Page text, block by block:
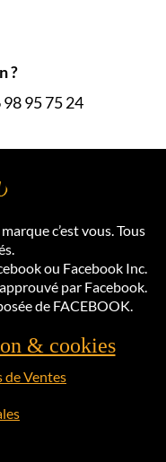
?
95 75 24
c’est vous. Tous
ou Facebook Inc.
par Facebook.
de FACEBOOK.
& cookies
de Ventes